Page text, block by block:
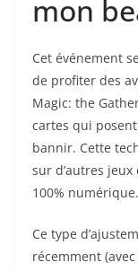
mon
Cet événement
de profiter des
Magic: the
cartes qui
bannir. Cette
sur d’autres
100% numérique.
Ce type
récemment